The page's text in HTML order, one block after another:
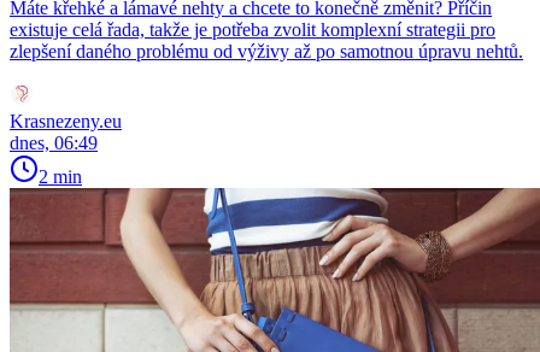
Máte křehké a lámavé nehty a chcete to konečně změnit? Příčin
existuje celá řada, takže je potřeba zvolit komplexní strategii pro
zlepšení daného problému od výživy až po samotnou úpravu nehtů.
Krasnezeny.eu
dnes, 06:49
2 min